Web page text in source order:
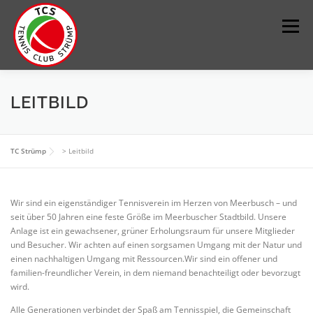
Inhalt
springen
Menü
DER VEREIN
IMPRESSUM
LEITBILD
TC Strümp > Leitbild
Wir sind ein eigenständiger Tennisverein im Herzen von Meerbusch – und
seit über 50 Jahren eine feste Größe im Meerbuscher Stadtbild. Unsere
Anlage ist ein gewachsener, grüner Erholungsraum für unsere Mitglieder
und Besucher. Wir achten auf einen sorgsamen Umgang mit der Natur und
einen nachhaltigen Umgang mit Ressourcen.Wir sind ein offener und
familien-freundlicher Verein, in dem niemand benachteiligt oder bevorzugt
wird.
Alle Generationen verbindet der Spaß am Tennisspiel, die Gemeinschaft